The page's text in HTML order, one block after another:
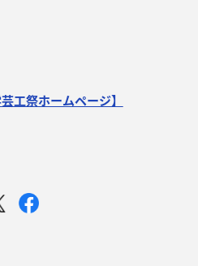
工祭ホームページ】